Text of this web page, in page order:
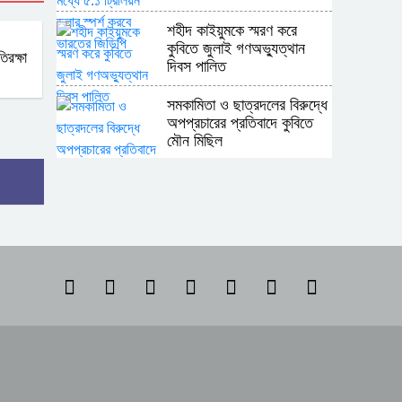
শহীদ কাইয়ুমকে স্মরণ করে
কুবিতে জুলাই গণঅভ্যুত্থান
দিবস পালিত
সমকামিতা ও ছাত্রদলের বিরুদ্ধে
অপপ্রচারের প্রতিবাদে কুবিতে
মৌন মিছিল
সম্পাদক কাশেম
মাতৃত্বকালীন ছুটি ও একাডেমিক